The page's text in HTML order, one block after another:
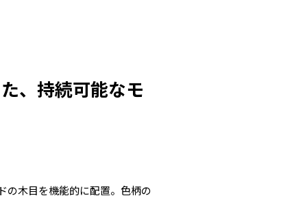
、持続可能なモ
の木目を機能的に配置。色柄の